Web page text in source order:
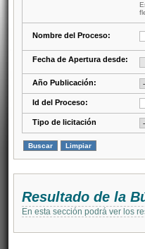
Nombre del Proceso:
Fecha de Apertura desde:
Año Publicación:
Id del Proceso:
Tipo de licitación
Resultado de la
En esta sección podrá ver los